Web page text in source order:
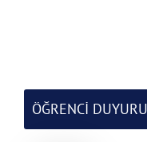
ÖĞRENCİ